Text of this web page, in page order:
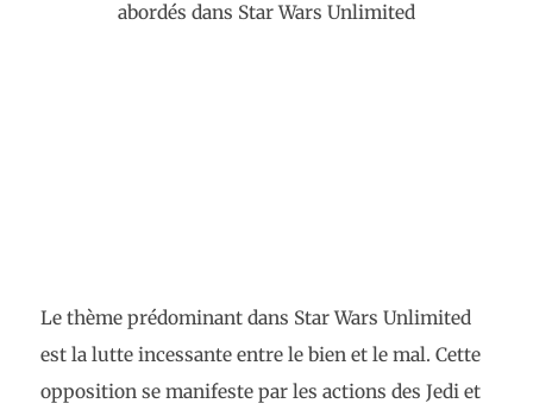
abordés dans Star Wars Unlimited
Le thème prédominant dans Star Wars Unlimited
est la lutte incessante entre le bien et le mal. Cette
opposition se manifeste par les actions des Jedi et